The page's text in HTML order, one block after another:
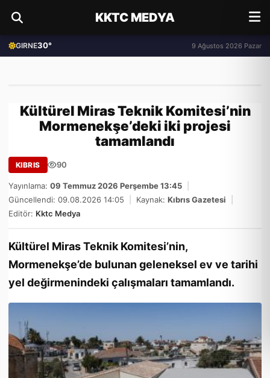
KKTC MEDYA
GIRNE30° 9 Ağustos 2026 Pazar
Kültürel Miras Teknik Komitesi’nin
Mormenekşe’deki iki projesi
tamamlandı
KIBRIS 90
Yayınlama: 09 Temmuz 2026 Perşembe 13:45
Güncellendi: 09.08.2026 14:05
Kaynak: Kıbrıs Gazetesi
Editör: Kktc Medya
Kültürel Miras Teknik Komitesi’nin,
Mormenekşe’de bulunan geleneksel ev ve tarihi
yel değirmenindeki çalışmaları tamamlandı.